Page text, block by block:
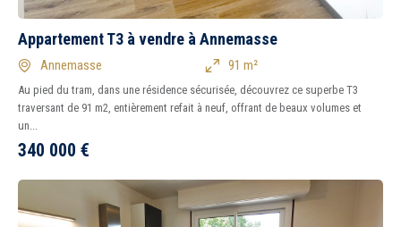
Appartement T3 à vendre à Annemasse
Annemasse 91 m²
Au pied du tram, dans une résidence sécurisée, découvrez ce superbe T3
traversant de 91 m2, entièrement refait à neuf, offrant de beaux volumes et
un...
340 000 €